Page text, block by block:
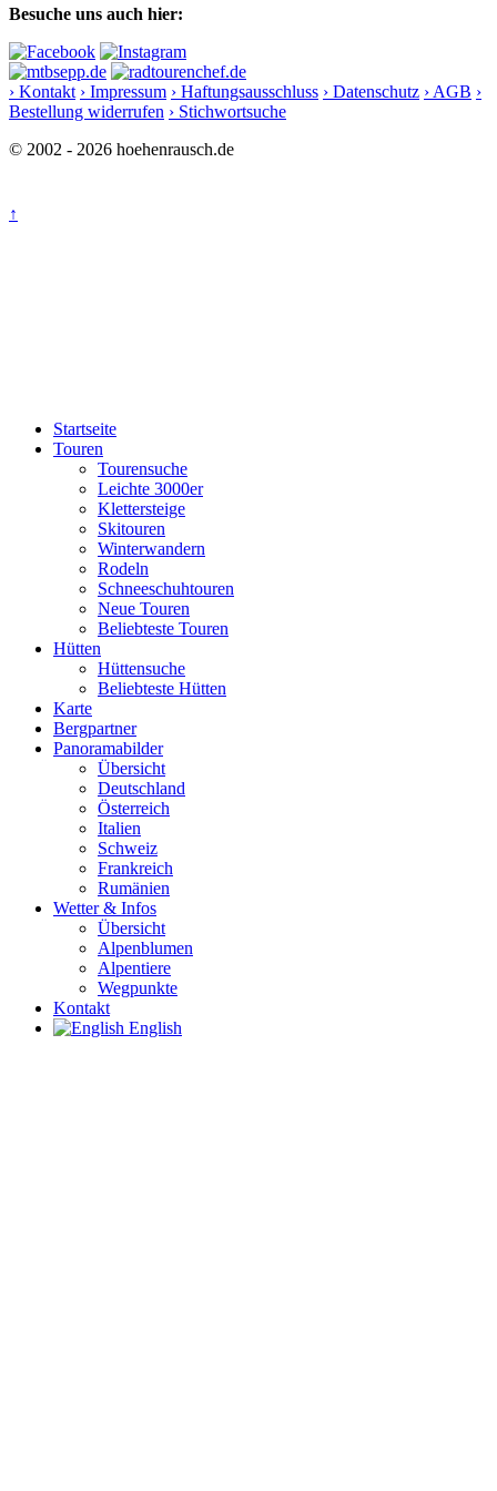
Besuche uns auch hier:
› Kontakt › Impressum › Haftungsausschluss › Datenschutz › AGB ›
Bestellung widerrufen › Stichwortsuche
© 2002 - 2026 hoehenrausch.de
↑
Startseite
Touren
Tourensuche
Leichte 3000er
Klettersteige
Skitouren
Winterwandern
Rodeln
Schneeschuhtouren
Neue Touren
Beliebteste Touren
Hütten
Hüttensuche
Beliebteste Hütten
Karte
Bergpartner
Panoramabilder
Übersicht
Deutschland
Österreich
Italien
Schweiz
Frankreich
Rumänien
Wetter & Infos
Übersicht
Alpenblumen
Alpentiere
Wegpunkte
Kontakt
English